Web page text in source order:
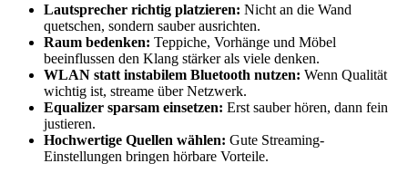
Lautsprecher richtig platzieren: Nicht an die Wand
quetschen, sondern sauber ausrichten.
Raum bedenken: Teppiche, Vorhänge und Möbel
beeinflussen den Klang stärker als viele denken.
WLAN statt instabilem Bluetooth nutzen: Wenn Qualität
wichtig ist, streame über Netzwerk.
Equalizer sparsam einsetzen: Erst sauber hören, dann fein
justieren.
Hochwertige Quellen wählen: Gute Streaming-
Einstellungen bringen hörbare Vorteile.